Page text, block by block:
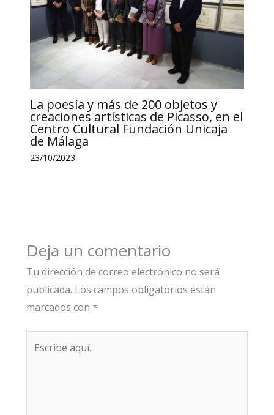
La poesía y más de 200 objetos y
creaciones artísticas de Picasso, en el
Centro Cultural Fundación Unicaja
de Málaga
23/10/2023
Deja un comentario
Tu dirección de correo electrónico no será
publicada. Los campos obligatorios están
marcados con *